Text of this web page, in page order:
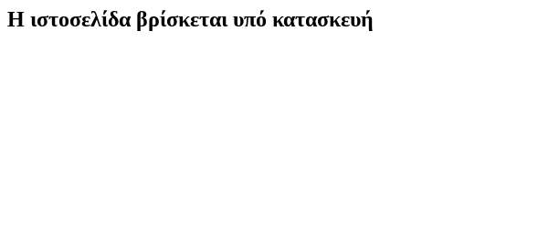
Η ιστοσελίδα βρίσκεται υπό κατασκευή